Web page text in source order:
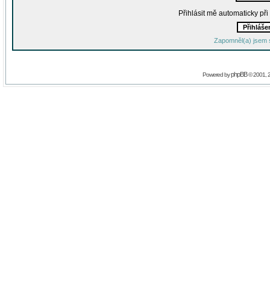
Přihlásit mě automaticky
Zapomněl(a) jsem
Powered byphpBB© 2001,